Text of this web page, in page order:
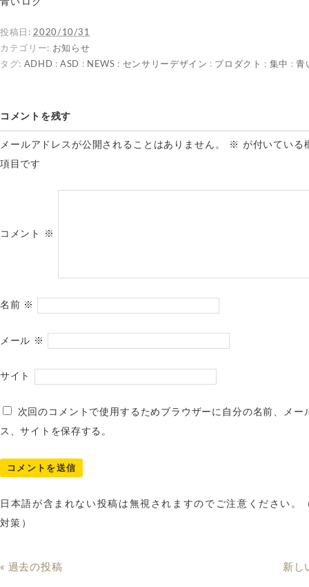
投稿日: 2020/10/31
カテゴリー: お知らせ
タグ: ADHD :ASD : NEWS : センサリーデザイン : プロダクト : 集中 : 青
コメントを残す
メールアドレスが公開されることはありません。 ※ が付いている
項目です
コメント ※
名前 ※
メール ※
サイト
次回のコメントで使用するためブラウザーに自分の名前、メー
ス、サイトを保存する。
日本語が含まれない投稿は無視されますのでご注意ください。
対策）
« 過去の投稿 新し